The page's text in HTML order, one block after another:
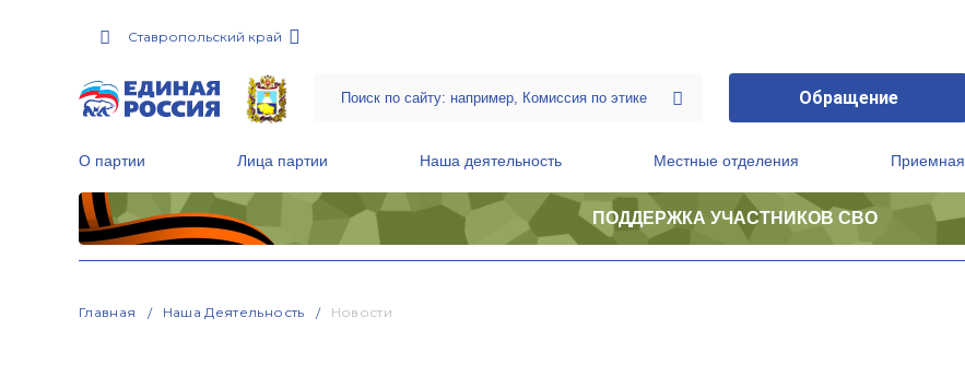
Ставропольский край
Обращение
О партии Лица партии Наша деятельность Местные отделения Приемная
ПОДДЕРЖКА УЧАСТНИКОВ СВО
Главная Наша Деятельность Новости